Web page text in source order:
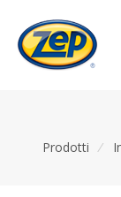
Prodotti /